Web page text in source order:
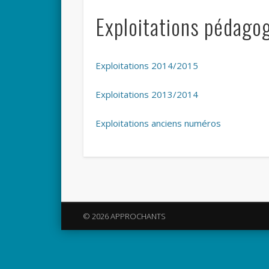
Exploitations
Exploitations 2014/2015
Exploitations 2013/2014
Exploitations anciens numéros
© 2026 APPROCHANTS